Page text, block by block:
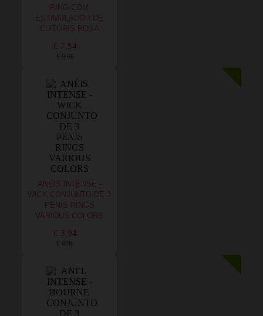
RING COM
ESTIMULADOR DE
CLITÓRIS ROSA
€ 7,54
€ 9,08
ANÉIS INTENSE -
WICK CONJUNTO DE 3
PENIS RINGS
VARIOUS COLORS
€ 3,94
€ 4,96